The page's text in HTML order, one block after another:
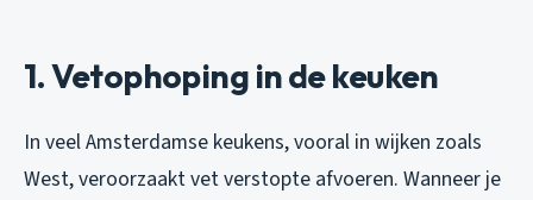
1. Vetophoping in de keuken
In veel Amsterdamse keukens, vooral in wijken zoals
West, veroorzaakt vet verstopte afvoeren. Wanneer je